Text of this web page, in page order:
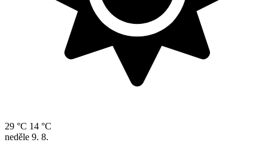
29 °C 14 °C
neděle 9. 8.